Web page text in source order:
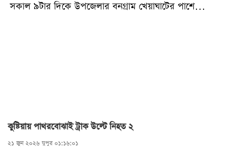
সকাল ৯টার দিকে উপজেলার বনগ্রাম খেয়াঘাটের পাশে
শনাক্ত ও মৃত্যুর প্রকৃত কারণ উদঘাটনে তদন্ত চলছে। এ বিষয়ে
আইনানুগ ব্যবস্থা গ্রহণ করা হচ্ছে।খোকসা থানার ভারপ্রাপ্ত
কুষ্টিয়ায় পাথরবোঝাই ট্রাক উল্টে নিহত ২
২১ জুন ২০২৬ দুপুর ০১:১৬:০১